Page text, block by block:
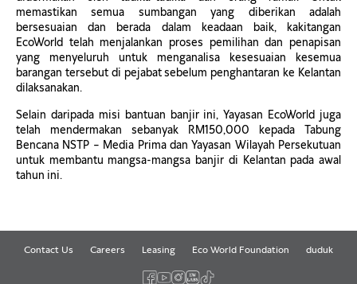
memastikan semua sumbangan yang diberikan adalah
bersesuaian dan berada dalam keadaan baik, kakitangan
EcoWorld telah menjalankan proses pemilihan dan penapisan
yang menyeluruh untuk menganalisa kesesuaian kesemua
barangan tersebut di pejabat sebelum penghantaran ke Kelantan
dilaksanakan.
Selain daripada misi bantuan banjir ini, Yayasan EcoWorld juga
telah mendermakan sebanyak RM150,000 kepada Tabung
Bencana NSTP – Media Prima dan Yayasan Wilayah Persekutuan
untuk membantu mangsa-mangsa banjir di Kelantan pada awal
tahun ini.
Contact Us Careers Leasing Eco World Foundation duduk